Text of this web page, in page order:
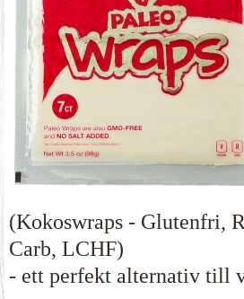
(Kokoswraps - Glutenfri,
Carb, LCHF)
- ett perfekt alternativ till